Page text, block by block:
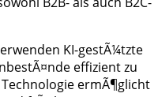
KI-gestÃ¼tzte
effizient zu
ermÃ¶glicht